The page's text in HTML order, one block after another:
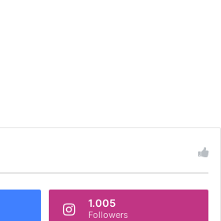
1.005
Followers